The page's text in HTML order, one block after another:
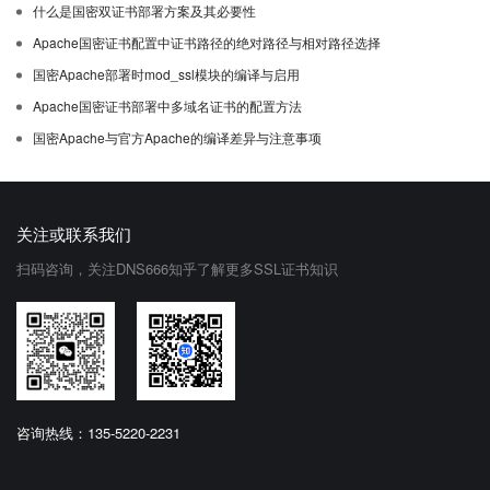
什么是国密双证书部署方案及其必要性
Apache国密证书配置中证书路径的绝对路径与相对路径选择
国密Apache部署时mod_ssl模块的编译与启用
Apache国密证书部署中多域名证书的配置方法
国密Apache与官方Apache的编译差异与注意事项
关注或联系我们
扫码咨询，关注DNS666知乎了解更多SSL证书知识
咨询热线：135-5220-2231